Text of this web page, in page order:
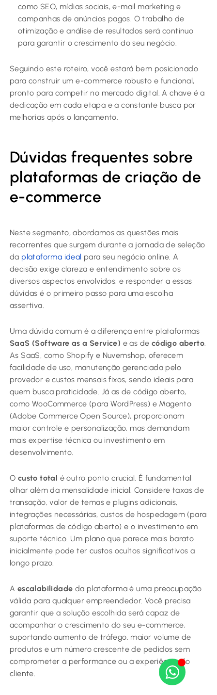
como SEO, mídias sociais, e-mail marketing e
campanhas de anúncios pagos. O trabalho de
otimização e análise de resultados será contínuo
para garantir o crescimento do seu negócio.
Seguindo este roteiro, você estará bem posicionado
para construir um e-commerce robusto e funcional,
pronto para competir no mercado digital. A chave é a
dedicação em cada etapa e a constante busca por
melhorias após o lançamento.
Dúvidas frequentes sobre
plataformas de criação de
e-commerce
Neste segmento, abordamos as questões mais
recorrentes que surgem durante a jornada de seleção
da plataforma ideal para seu negócio online. A
decisão exige clareza e entendimento sobre os
diversos aspectos envolvidos, e responder a essas
dúvidas é o primeiro passo para uma escolha
assertiva.
Uma dúvida comum é a diferença entre plataformas
SaaS (Software as a Service) e as de código aberto.
As SaaS, como Shopify e Nuvemshop, oferecem
facilidade de uso, manutenção gerenciada pelo
provedor e custos mensais fixos, sendo ideais para
quem busca praticidade. Já as de código aberto,
como WooCommerce (para WordPress) e Magento
(Adobe Commerce Open Source), proporcionam
maior controle e personalização, mas demandam
mais expertise técnica ou investimento em
desenvolvimento.
O custo total é outro ponto crucial. É fundamental
olhar além da mensalidade inicial. Considere taxas de
transação, valor de temas e plugins adicionais,
integrações necessárias, custos de hospedagem (para
plataformas de código aberto) e o investimento em
suporte técnico. Um plano que parece mais barato
inicialmente pode ter custos ocultos significativos a
longo prazo.
A escalabilidade da plataforma é uma preocupação
válida para qualquer empreendedor. Você precisa
garantir que a solução escolhida será capaz de
acompanhar o crescimento do seu e-commerce,
suportando aumento de tráfego, maior volume de
produtos e um número crescente de pedidos sem
comprometer a performance ou a experiência do
cliente.